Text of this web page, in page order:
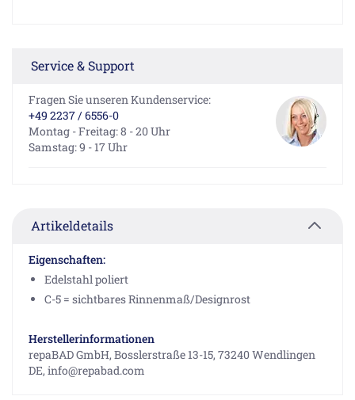
Service & Support
Fragen Sie unseren Kundenservice:
+49 2237 / 6556-0
Montag - Freitag: 8 - 20 Uhr
Samstag: 9 - 17 Uhr
Artikeldetails
Eigenschaften:
Edelstahl poliert
C-5 = sichtbares Rinnenmaß/Designrost
Herstellerinformationen
repaBAD GmbH, Bosslerstraße 13-15, 73240 Wendlingen
DE, info@repabad.com